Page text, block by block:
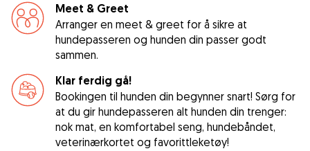
Meet & Greet
Arranger en meet & greet for å sikre at
hundepasseren og hunden din passer godt
sammen.
Klar ferdig gå!
Bookingen til hunden din begynner snart! Sørg for
at du gir hundepasseren alt hunden din trenger:
nok mat, en komfortabel seng, hundebåndet,
veterinærkortet og favorittleketøy!